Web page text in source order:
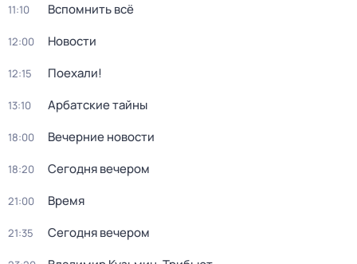
11:10 Вспомнить всё
12:00 Новости
12:15 Поехали!
13:10 Арбатские тайны
18:00 Вечерние новости
18:20 Сегодня вечером
21:00 Время
21:35 Сегодня вечером